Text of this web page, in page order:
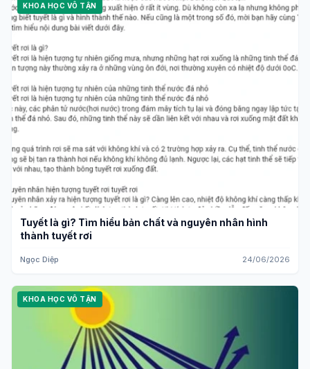
KHOA HỌC VÔ TẬN
Tuyết là gì? Tìm hiểu bản chất và nguyên nhân hình
thành tuyết rơi
Ngọc Diệp 24/06/2026
KHOA HỌC VÔ TẬN